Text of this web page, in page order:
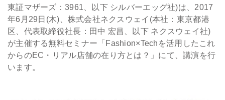
IR
会社情報
採用
東証マザーズ：3961、以下 シルバーエッグ社)は、2017
年6月29日(木)、株式会社ネクスウェイ(本社：東京都港
区、代表取締役社長：田中 宏昌、以下 ネクスウェイ社)
が主催する無料セミナー「Fashion×Techを活用したこれ
からのEC・リアル店舗の在り方とは？」にて、講演を行
います。